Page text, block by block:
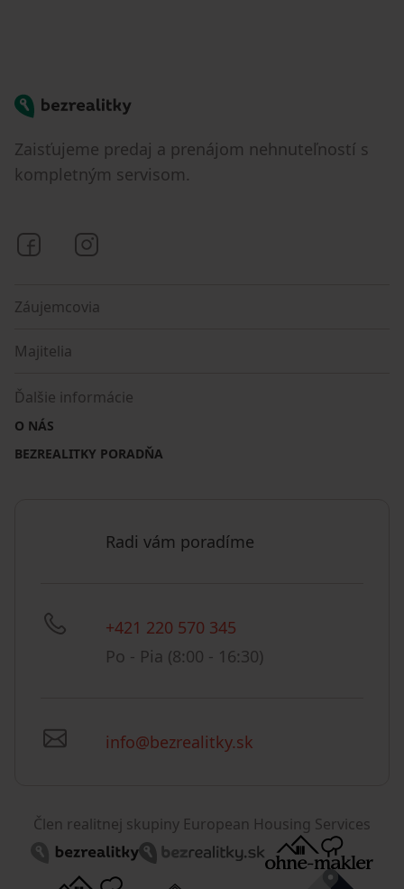
Bezrealitky
Zaisťujeme predaj a prenájom nehnuteľností s
kompletným servisom.
Bezrealitky na Facebooku
Záujemcovia
Majitelia
Ďalšie informácie
O NÁS
BEZREALITKY PORADŇA
Radi vám poradíme
+421 220 570 345
Po - Pia (8:00 - 16:30)
info@bezrealitky.sk
Člen realitnej skupiny European Housing Services